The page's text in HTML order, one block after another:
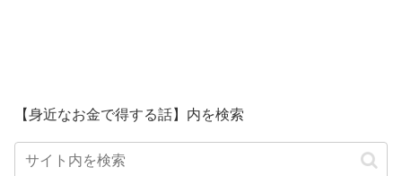
【身近なお金で得する話】内を検索